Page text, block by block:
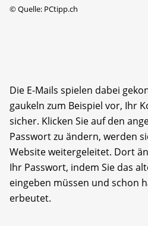
©Quelle: PCtipp.ch
Die E-Mails spielen dabei
gaukeln zum Beispiel vor, Ihr
sicher. Klicken Sie auf den
Passwort zu ändern, werden
Website weitergeleitet. Dort
Ihr Passwort, indem Sie das
eingeben müssen und schon
erbeutet.